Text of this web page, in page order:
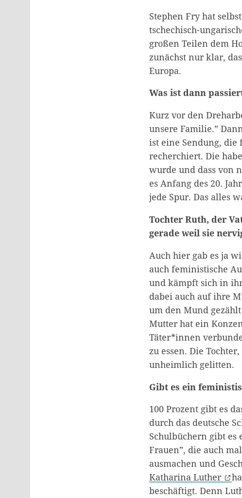
Stephen Fry hat
tschechisch-
großen Teilen dem
zunächst nur klar,
Europa.
Was ist dann
Kurz vor den
unsere Familie.”
ist eine Sendung,
recherchiert. Die
wurde und dass von
es Anfang des 20.
jede Spur. Das alles
Tochter Ruth, der
gerade weil sie
Auch hier gab es ja
auch feministische
und kämpft sich in
dabei auch auf ihre
um den Mund
Mutter hat ein
Täter*innen
zu essen. Die
unheimlich gelitten.
Gibt es ein
100 Prozent gibt es
durch das deutsche
Schulbüchern gibt es
Frauen”, die auch
ausmachen und
Katharina Luther
beschäftigt. Denn